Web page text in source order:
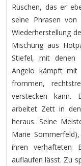
Rüschen, das er
seine Phrasen
Wiederherstellung
Mischung aus
Stiefel, mit denen
Angelo kämpft mit
frommen,
verstecken kann.
arbeitet Zett in
heraus. Seine
Marie
ihren verhafteten
auflaufen lässt. Zu